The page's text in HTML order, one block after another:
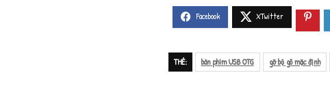
THẺ: bàn phím USB OTG gỡ bộ gõ mặc định